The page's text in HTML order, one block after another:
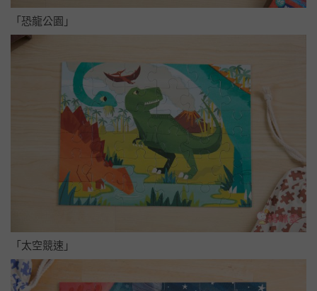
「恐龍公園」
「太空競速」